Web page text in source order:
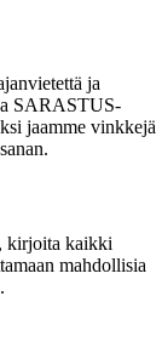
ja
SARASTUS-
jaamme vinkkejä
kirjoita kaikki
mahdollisia